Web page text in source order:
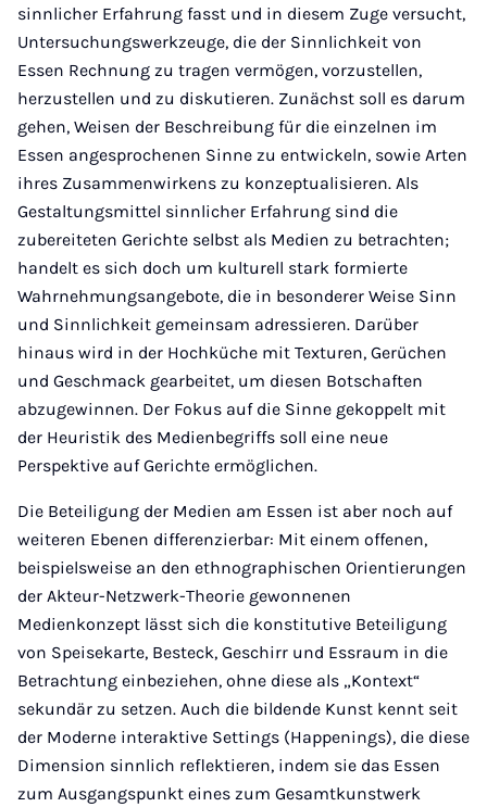
sinnlicher Erfahrung fasst und in diesem Zuge versucht,
Untersuchungswerkzeuge, die der Sinnlichkeit von
Essen Rechnung zu tragen vermögen, vorzustellen,
herzustellen und zu diskutieren. Zunächst soll es darum
gehen, Weisen der Beschreibung für die einzelnen im
Essen angesprochenen Sinne zu entwickeln, sowie Arten
ihres Zusammenwirkens zu konzeptualisieren. Als
Gestaltungsmittel sinnlicher Erfahrung sind die
zubereiteten Gerichte selbst als Medien zu betrachten;
handelt es sich doch um kulturell stark formierte
Wahrnehmungsangebote, die in besonderer Weise Sinn
und Sinnlichkeit gemeinsam adressieren. Darüber
hinaus wird in der Hochküche mit Texturen, Gerüchen
und Geschmack gearbeitet, um diesen Botschaften
abzugewinnen. Der Fokus auf die Sinne gekoppelt mit
der Heuristik des Medienbegriffs soll eine neue
Perspektive auf Gerichte ermöglichen.
Die Beteiligung der Medien am Essen ist aber noch auf
weiteren Ebenen differenzierbar: Mit einem offenen,
beispielsweise an den ethnographischen Orientierungen
der Akteur-Netzwerk-Theorie gewonnenen
Medienkonzept lässt sich die konstitutive Beteiligung
von Speisekarte, Besteck, Geschirr und Essraum in die
Betrachtung einbeziehen, ohne diese als „Kontext“
sekundär zu setzen. Auch die bildende Kunst kennt seit
der Moderne interaktive Settings (Happenings), die diese
Dimension sinnlich reflektieren, indem sie das Essen
zum Ausgangspunkt eines zum Gesamtkunstwerk